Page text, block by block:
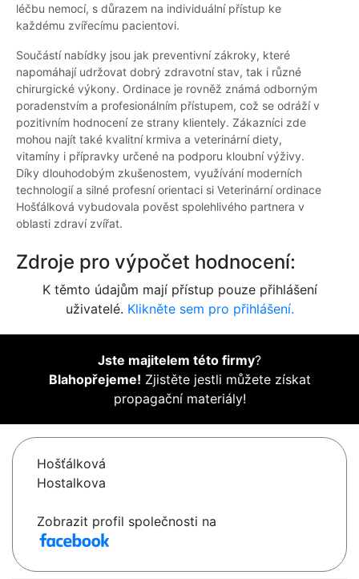
léčbu nemocí, s důrazem na individuální přístup ke
každému zvířecímu pacientovi.
Součástí nabídky jsou jak preventivní zákroky, které
napomáhají udržovat dobrý zdravotní stav, tak i různé
chirurgické výkony. Ordinace je rovněž známá odborným
poradenstvím a profesionálním přístupem, což se odráží v
pozitivním hodnocení ze strany klientely. Zákazníci zde
mohou najít také kvalitní krmiva a veterinární diety,
vitamíny i přípravky určené na podporu kloubní výživy.
Díky dlouhodobým zkušenostem, využívání moderních
technologií a silné profesní orientaci si Veterinární ordinace
Hošťálková vybudovala pověst spolehlivého partnera v
oblasti zdraví zvířat.
Zdroje pro výpočet hodnocení:
K těmto údajům mají přístup pouze přihlášení
uživatelé. Klikněte sem pro přihlášení.
Jste majitelem této firmy?
Blahopřejeme! Zjistěte jestli můžete získat
propagační materiály!
Hošťálková
Hostalkova
Zobrazit profil společnosti na